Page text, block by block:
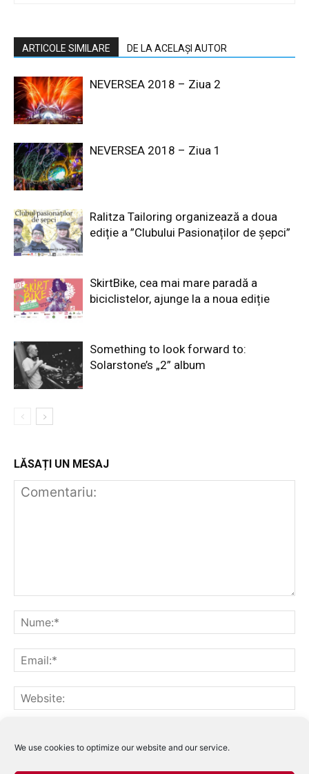
We use cookies to optimize our website and our service.
ARTICOLE SIMILARE DE LA ACELAȘI AUTOR
NEVERSEA 2018 – Ziua 2
NEVERSEA 2018 – Ziua 1
Ralitza Tailoring organizează a doua
ediție a ”Clubului Pasionaților de șepci”
SkirtBike, cea mai mare paradă a
biciclistelor, ajunge la a noua ediție
Something to look forward to:
Solarstone’s „2” album
LĂSAȚI UN MESAJ
Notifică-mă prin email când sunt publicate articole noi.